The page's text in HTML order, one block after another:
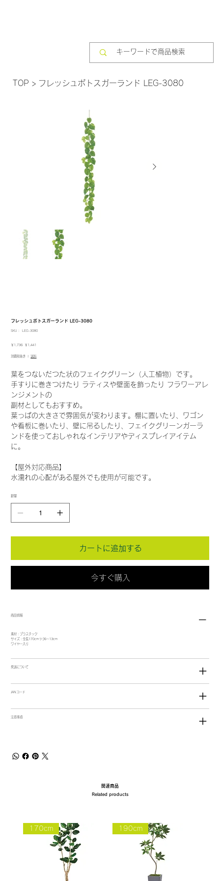
TOP > フレッシュポトスガーランド LEG-3080
フレッシュポトスガーランド LEG-3080
SKU：
SKU：
LEG-3080
元
価
￥1,736
セ
ル
格
￥1,441
消費税抜き | 送料
葉をつないだつた状のフェイクグリーン（人工植物）です。
手すりに巻きつけたり ラティスや壁面を飾ったり フラワーアレ
ンジメントの
副材としてもおすすめ。
葉っぱの大きさで雰囲気が変わります。棚に置いたり、ワゴン
や看板に巻いたり、壁に吊るしたり、フェイクグリーンガーラ
ンドを使っておしゃれなインテリアやディスプレイアイテム
に。
【屋外対応商品】
水濡れの心配がある屋外でも使用が可能です。
数量
カートに追加する
今すぐ購入
商品情報
素材：プラスチック
サイズ：全長170cm ﾘｰﾌ6～13cm
ワイヤー入り
発送について
JANコード
注意事項
関連商品
Related products
170cm 190cm